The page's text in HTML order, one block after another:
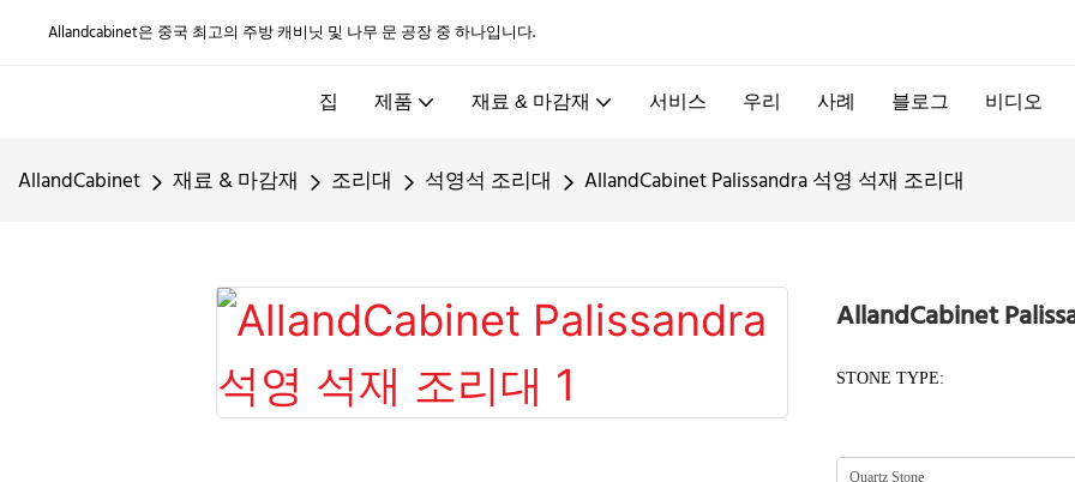
Allandcabinet은 중국 최고의 주방 캐비닛 및 나무 문 공장 중 하나입니다.
집 제품 재료 & 마감재 서비스 우리 사례 블로그 비디오
AllandCabinet 재료 & 마감재 조리대 석영석 조리대 AllandCabinet Palissandra 석영 석재 조리대
AllandCabinet
STONE TYPE: